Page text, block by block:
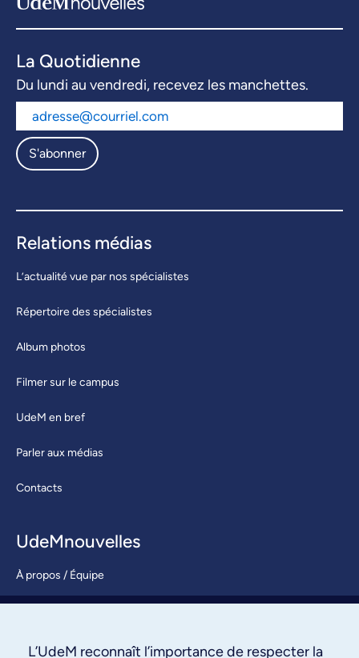
La Quotidienne
Du lundi au vendredi, recevez les manchettes.
S'abonner
Relations médias
L’actualité vue par nos spécialistes
Répertoire des spécialistes
Album photos
Filmer sur le campus
UdeM en bref
Parler aux médias
Contacts
UdeMnouvelles
À propos / Équipe
S’abonner
L’UdeM reconnaît l’importance de respecter la